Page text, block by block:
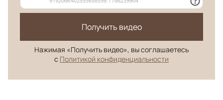
Получить видео
Нажимая «Получить видео», вы соглашаетесь
с Политикой конфиденциальности